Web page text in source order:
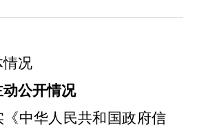
情况
动公开情况
《中华人民共和国政府信